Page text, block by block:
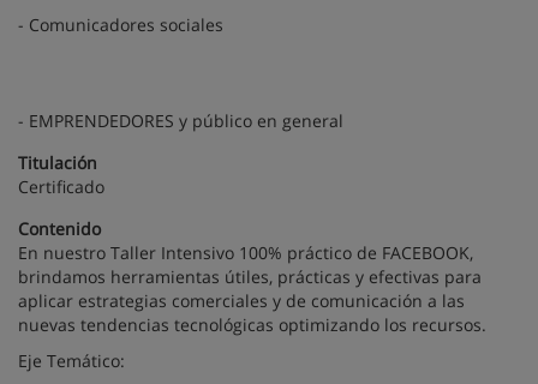
- Comunicadores sociales
- EMPRENDEDORES y público en general
Titulación
Certificado
Contenido
En nuestro Taller Intensivo 100% práctico de FACEBOOK,
brindamos herramientas útiles, prácticas y efectivas para
aplicar estrategias comerciales y de comunicación a las
nuevas tendencias tecnológicas optimizando los recursos.
Eje Temático: